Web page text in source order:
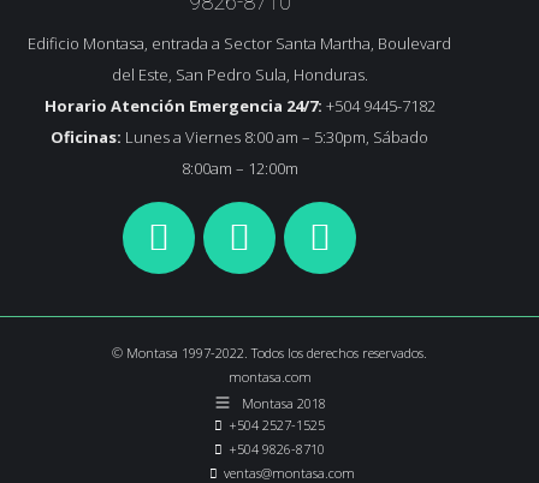
Edificio Montasa, entrada a Sector Santa Martha, Boulevard
del Este, San Pedro Sula, Honduras.
Horario Atención Emergencia 24/7: +504 9445-7182
Oficinas: Lunes a Viernes 8:00 am – 5:30pm, Sábado
8:00am – 12:00m
© Montasa 1997-2022. Todos los derechos reservados.
montasa.com
Montasa 2018
+504 2527-1525
+504 9826-8710
ventas@montasa.com